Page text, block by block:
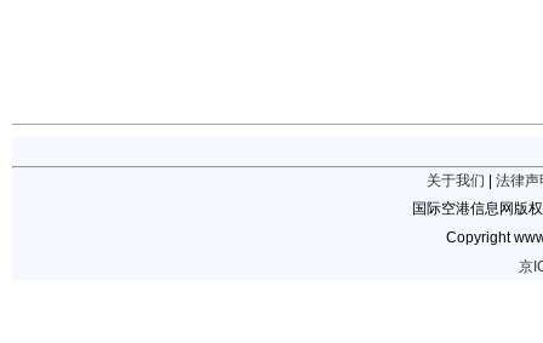
关于我们
法律声
国际空港信息网版
Copyright
京